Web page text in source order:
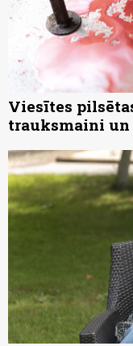
Viesītes
trauksmaini